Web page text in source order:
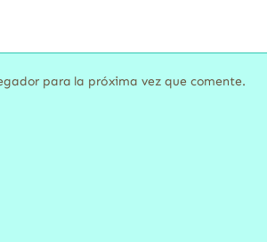
para la próxima vez que comente.